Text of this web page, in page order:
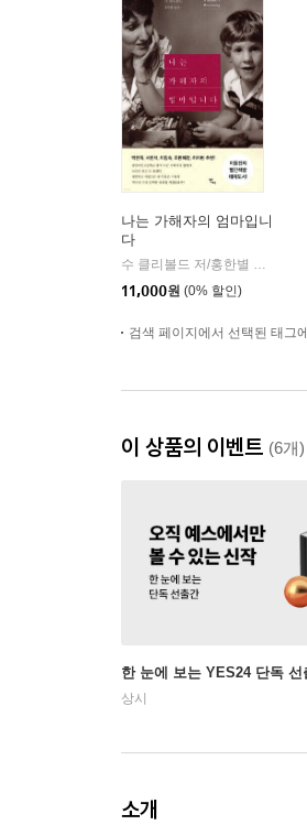
나는 가해자의 엄마입니
다
수 클리볼드 저/홍한별 역
11,000원 (0% 할인)
검색 페이지에서 선택된 태그
이 상품의 이벤트 (6개)
한 눈에 보는 YES24 단독 선
상시
소개